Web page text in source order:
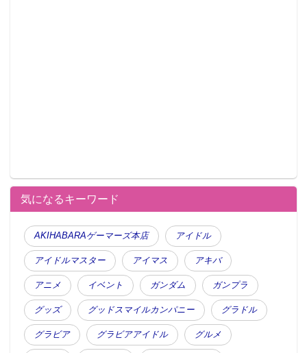
気になるキーワード
AKIHABARAゲーマーズ本店 アイドル
アイドルマスター アイマス アキバ
アニメ イベント ガンダム ガンプラ
グッズ グッドスマイルカンパニー グラドル
グラビア グラビアアイドル グルメ